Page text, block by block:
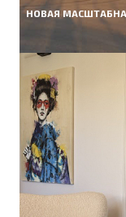
НОВАЯ